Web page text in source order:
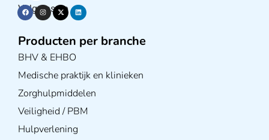
Volg ons op
Producten per branche
BHV & EHBO
Medische praktijk en klinieken
Zorghulpmiddelen
Veiligheid / PBM
Hulpverlening